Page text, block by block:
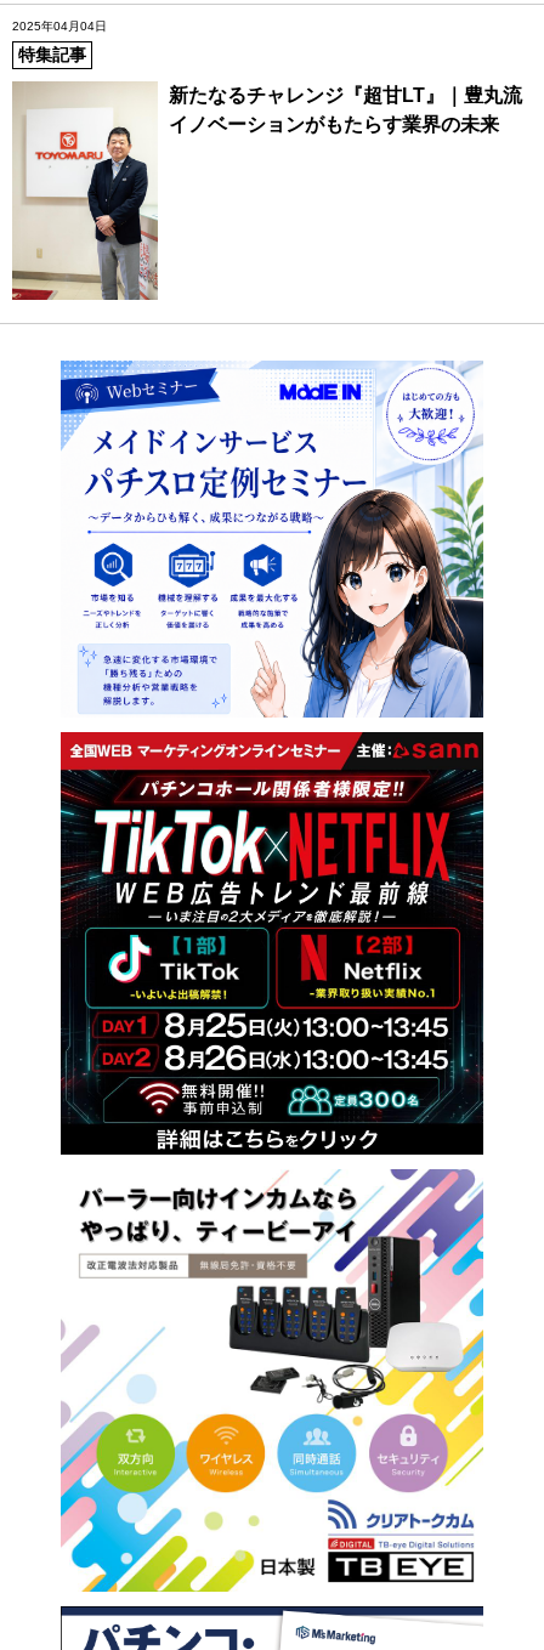
2025年04月04日
特集記事
新たなるチャレンジ『超甘LT』｜豊丸流
イノベーションがもたらす業界の未来